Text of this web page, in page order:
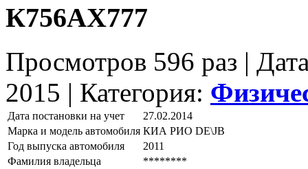
К756АХ777
Просмотров 596 раз |
2015 | Категория:
Дата постановки на учет
27.02.2014
Марка и модель автомобиля КИА РИО DЕ\JВ
Год выпуска автомобиля
2011
Фамилия владельца
********